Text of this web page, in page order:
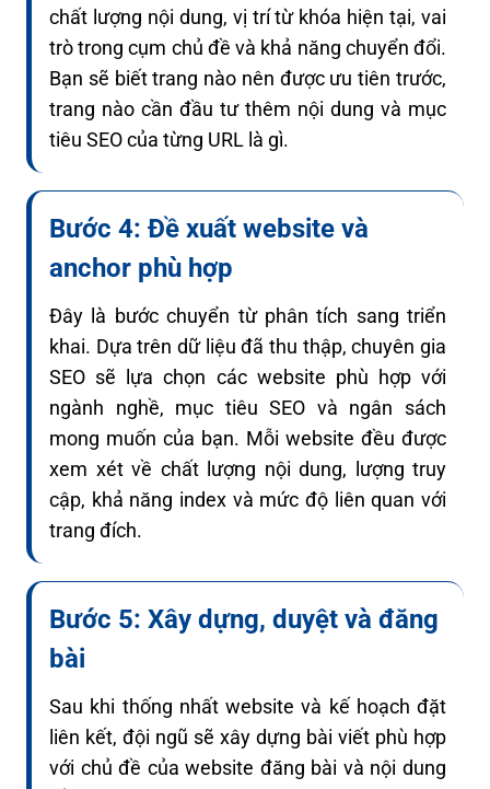
chất lượng nội dung, vị trí từ khóa hiện tại, vai
trò trong cụm chủ đề và khả năng chuyển đổi.
Bạn sẽ biết trang nào nên được ưu tiên trước,
trang nào cần đầu tư thêm nội dung và mục
tiêu SEO của từng URL là gì.
Bước 4: Đề xuất website và
anchor phù hợp
Đây là bước chuyển từ phân tích sang triển
khai. Dựa trên dữ liệu đã thu thập, chuyên gia
SEO sẽ lựa chọn các website phù hợp với
ngành nghề, mục tiêu SEO và ngân sách
mong muốn của bạn. Mỗi website đều được
xem xét về chất lượng nội dung, lượng truy
cập, khả năng index và mức độ liên quan với
trang đích.
Bước 5: Xây dựng, duyệt và đăng
bài
Sau khi thống nhất website và kế hoạch đặt
liên kết, đội ngũ sẽ xây dựng bài viết phù hợp
với chủ đề của website đăng bài và nội dung